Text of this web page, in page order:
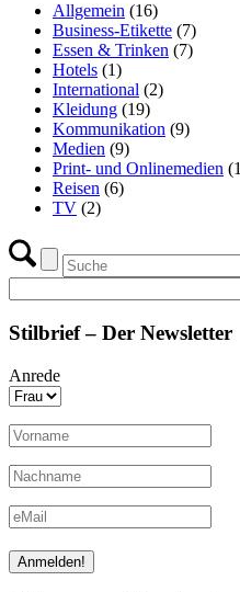
Allgemein (16)
Business-Etikette (7)
Essen & Trinken (7)
Hotels (1)
International (2)
Kleidung (19)
Kommunikation (9)
Medien (9)
Print- und Onlinemedien
Reisen (6)
TV (2)
Stilbrief – Der Newsletter
Anrede